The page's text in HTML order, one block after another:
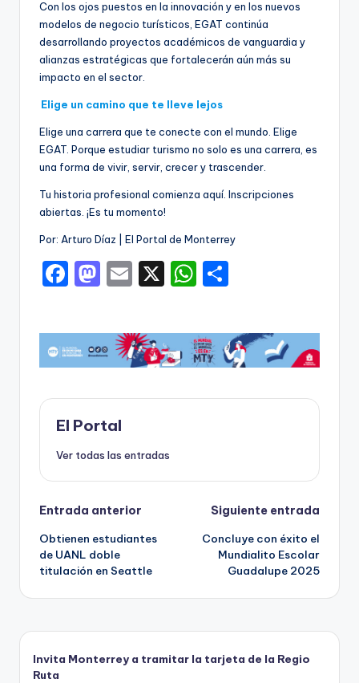
Con los ojos puestos en la innovación y en los nuevos
modelos de negocio turísticos, EGAT continúa
desarrollando proyectos académicos de vanguardia y
alianzas estratégicas que fortalecerán aún más su
impacto en el sector.
Elige un camino que te lleve lejos
Elige una carrera que te conecte con el mundo. Elige
EGAT. Porque estudiar turismo no solo es una carrera, es
una forma de vivir, servir, crecer y trascender.
Tu historia profesional comienza aquí. Inscripciones
abiertas. ¡Es tu momento!
Por: Arturo Díaz | El Portal de Monterrey
F
c
e
b
o
o
k
M
st
o
d
o
n
E
ai
l
X
W
a
ts
A
p
m
p
ar
ti
El Portal
Ver todas las entradas
Navegación
de
entradas
Entrada anterior
Obtienen estudiantes
de UANL doble
titulación en Seattle
Siguiente entrada
Concluye con éxito el
Mundialito Escolar
Guadalupe 2025
Invita Monterrey a tramitar la tarjeta de la Regio
Ruta